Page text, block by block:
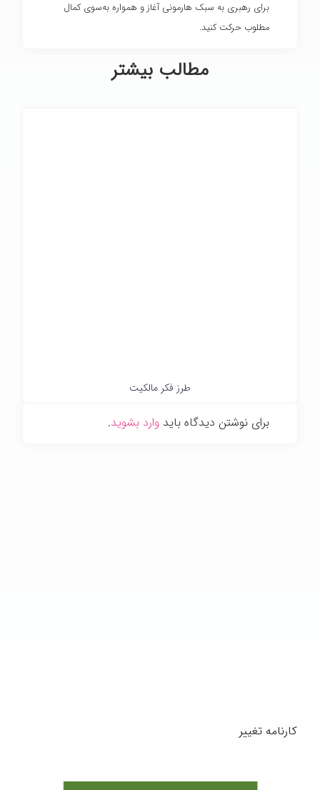
برای رهبری به سبک هارمونی آغاز و همواره به‌سوی کمال
مطلوب حرکت کنید.
مطالب بیشتر
طرز فکر مالکیت
برای نوشتن دیدگاه باید وارد بشوید.
کارنامه تغییر